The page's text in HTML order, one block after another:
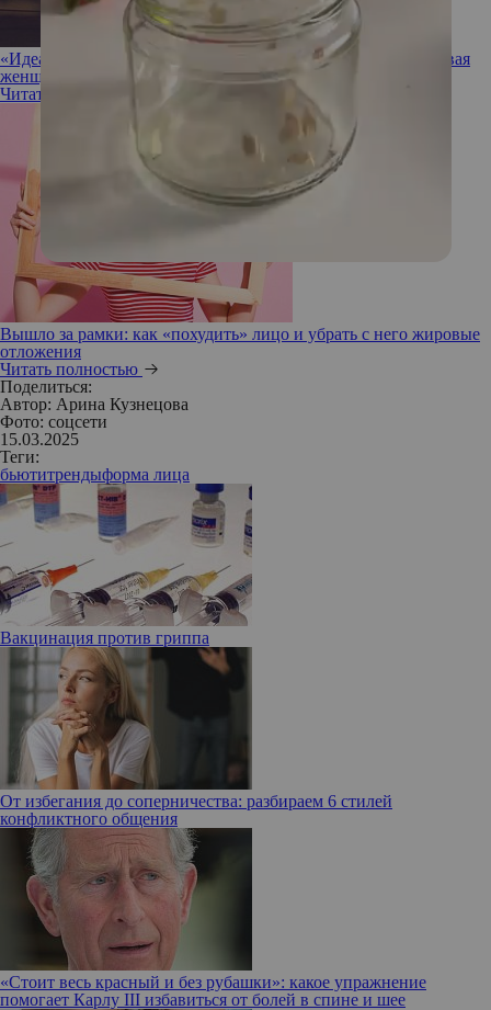
«Идеально симметричное лицо»: как выглядит самая красивая
женщина Азии
Читать полностью
Вышло за рамки: как «похудить» лицо и убрать с него жировые
отложения
Читать полностью
Поделиться:
Автор: Арина Кузнецова
Фото: соцсети
15.03.2025
Теги:
бьютитрендыформа лица
Вакцинация против гриппа
От избегания до соперничества: разбираем 6 стилей
конфликтного общения
«Стоит весь красный и без рубашки»: какое упражнение
помогает Карлу III избавиться от болей в спине и шее